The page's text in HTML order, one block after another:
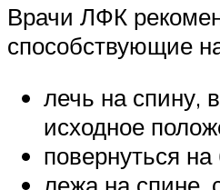
Врачи ЛФК
способствующие
лечь на спину,
исходное
повернуться